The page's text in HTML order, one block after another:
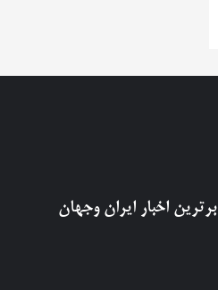
برترین اخبار ایران وجهان